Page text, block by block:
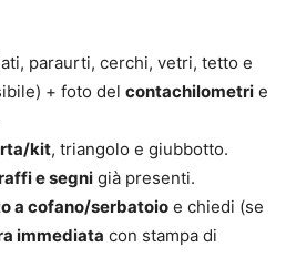
paraurti, cerchi, vetri, tetto e
+ foto del contachilometri e
kit, triangolo e giubbotto.
e segni già presenti.
a cofano/serbatoio e chiedi (se
immediata con stampa di